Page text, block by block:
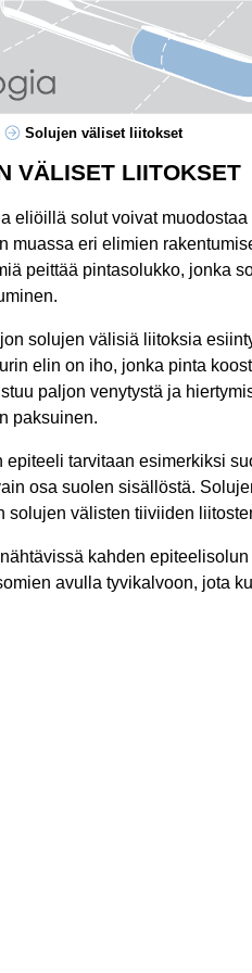
Solujen väliset liitokset
VÄLISET LIITOKSET
eliöillä solut voivat
muassa eri elimien
peittää pintasolukko, jonka
solujen välisiä liitoksia
elin on iho, jonka pinta
paljon venytystä ja
paksuinen.
epiteeli tarvitaan esimerkiksi
osa suolen sisällöstä.
solujen välisten tiiviiden
kahden
avulla tyvikalvoon, jota